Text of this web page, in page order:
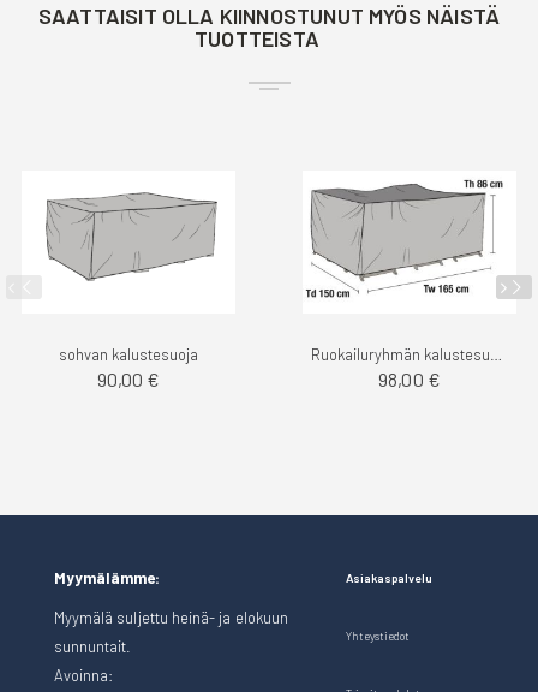
SAATTAISIT OLLA KIINNOSTUNUT MYÖS NÄISTÄ
TUOTTEISTA
sohvan kalustesuoja
90,00 € 98,00 €
Myymälämme:
Myymälä suljettu heinä- ja elokuun
sunnuntait.
Avoinna:
Asiakaspalvelu
Yhteystiedot